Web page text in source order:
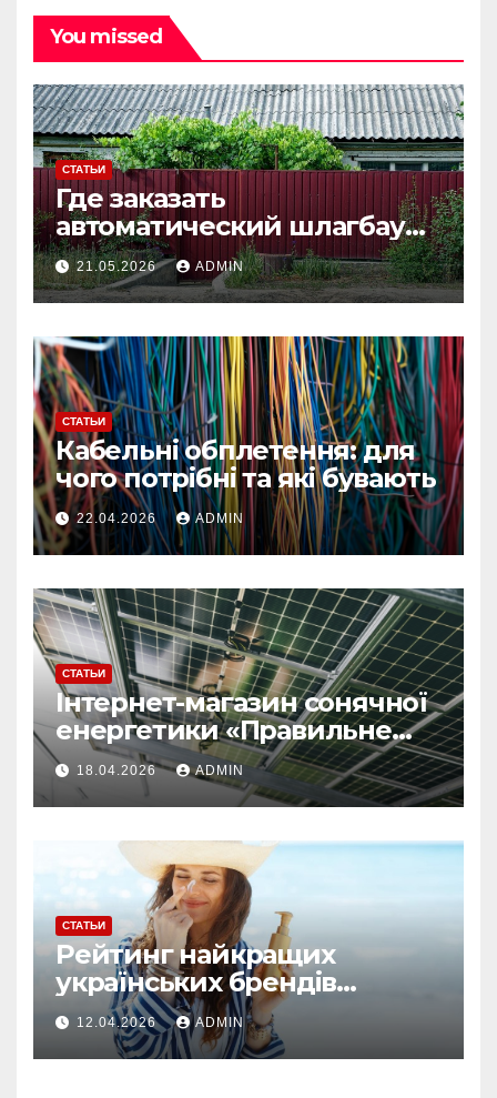
You missed
СТАТЬИ
Где заказать
автоматический шлагбаум
под ключ: что важно учесть
перед установкой
21.05.2026 ADMIN
СТАТЬИ
Кабельні обплетення: для
чого потрібні та які бувають
22.04.2026 ADMIN
СТАТЬИ
Інтернет-магазин сонячної
енергетики «Правильне
електроживлення»
18.04.2026 ADMIN
СТАТЬИ
Рейтинг найкращих
українських брендів
сонцезахисної косметики
12.04.2026 ADMIN